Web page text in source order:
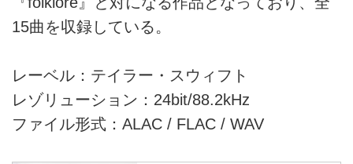
15曲を収録している。
レーベル：テイラー・スウィフト
レゾリューション：24bit/88.2kHz
ファイル形式：ALAC / FLAC / WAV